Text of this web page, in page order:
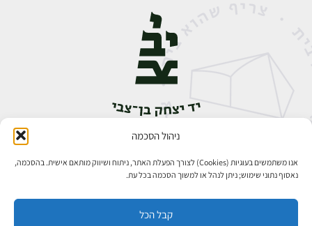
ניהול הסכמה
אנו משתמשים בעוגיות (Cookies) לצורך הפעלת האתר, ניתוח ושיווק מותאם אישית. בהסכמה,
נאסוף נתוני שימוש; ניתן לנהל או למשוך הסכמה בכל עת.
קבל הכל
אבן גבירול 14, רחביה, ירושלים